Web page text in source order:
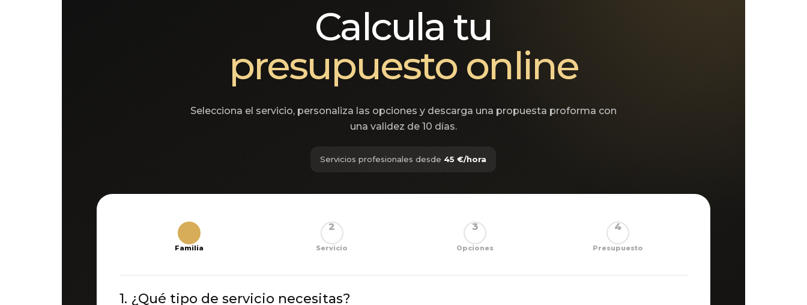
Calcula tu
presupuesto online
Selecciona el servicio, personaliza las opciones y descarga una propuesta proforma con
una validez de 10 días.
Servicios profesionales desde 45 €/hora
Familia
2
Servicio
3
Opciones
4
Presupuesto
1. ¿Qué tipo de servicio necesitas?